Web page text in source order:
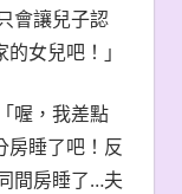
會讓兒子認
女兒吧！」
喔，我差點
房睡了吧！反
間房睡了…夫